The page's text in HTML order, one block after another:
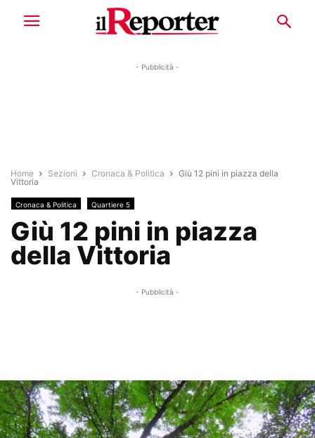
- Pubblicità -
Home Sezioni Cronaca & Politica
Giù 12 pini in piazza della
Vittoria
Cronaca & Politica Quartiere 5
Giù 12 pini in piazza
della Vittoria
- Pubblicità -